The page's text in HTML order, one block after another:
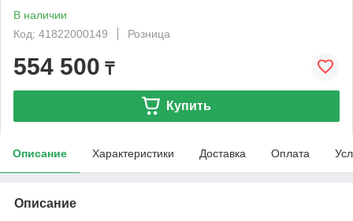
В наличии
Код: 41822000149
Розница
554 500 ₸
Купить
Описание Характеристики Доставка Оплата
Описание